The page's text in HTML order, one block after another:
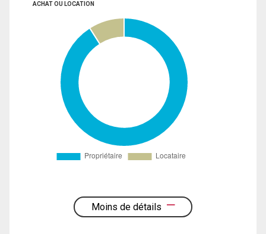
ACHAT OU LOCATION
Moins de détails